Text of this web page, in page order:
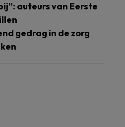
auteurs van Eerste
gedrag in de zorg